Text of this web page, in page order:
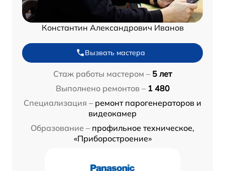
Константин Александрович Иванов
Вызвать мастера
Стаж работы мастером – 5 лет
Выполнено ремонтов – 1 480
Специализация – ремонт парогенераторов и
видеокамер
Образование – профильное техническое,
«Приборостроение»